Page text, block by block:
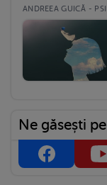
ANDREEA GUICĂ -
Ne găsești pe